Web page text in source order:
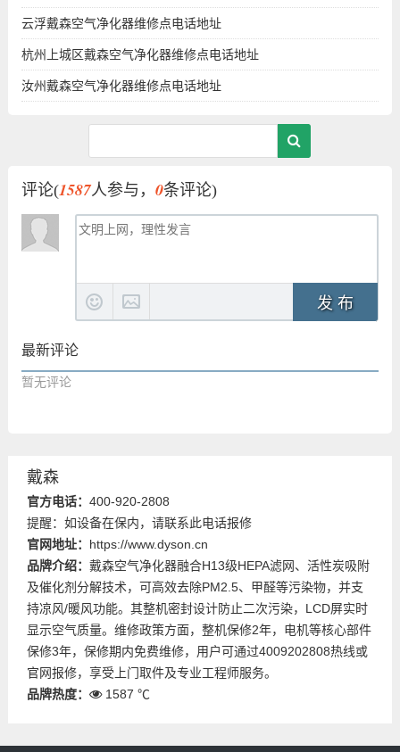
云浮戴森空气净化器维修点电话地址
杭州上城区戴森空气净化器维修点电话地址
汝州戴森空气净化器维修点电话地址
评论(1587人参与， 0条评论)
发 布
最新评论
暂无评论
戴森
官方电话： 400-920-2808
提醒：如设备在保内，请联系此电话报修
官网地址： https://www.dyson.cn
品牌介绍： 戴森空气净化器融合H13级HEPA滤网、活性炭吸附
及催化剂分解技术，可高效去除PM2.5、甲醛等污染物，并支
持凉风/暖风功能。其整机密封设计防止二次污染，LCD屏实时
显示空气质量。维修政策方面，整机保修2年，电机等核心部件
保修3年，保修期内免费维修，用户可通过4009202808热线或
官网报修，享受上门取件及专业工程师服务。
品牌热度：
1587 ℃